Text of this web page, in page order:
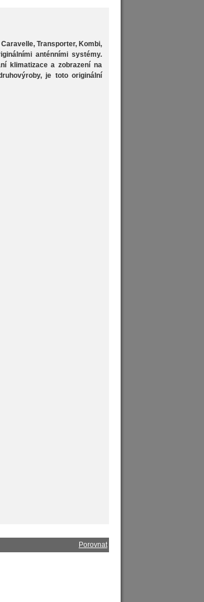
Transporter, Kombi,
anténními systémy.
klimatizace a zobrazení na
je toto originální
Porovnat